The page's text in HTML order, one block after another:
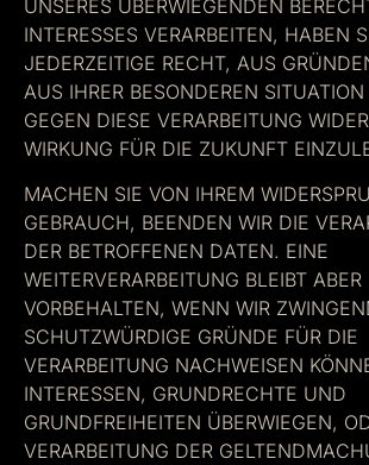
UNSERES ÜBERWIEGENDEN
INTERESSES VERARBEITEN, HABEN
JEDERZEITIGE RECHT, AUS
AUS IHRER BESONDEREN SITUATION
GEGEN DIESE VERARBEITUNG
WIRKUNG FÜR DIE ZUKUNFT
MACHEN SIE VON IHREM
GEBRAUCH, BEENDEN WIR DIE
DER BETROFFENEN DATEN. EINE
WEITERVERARBEITUNG BLEIBT ABER
VORBEHALTEN, WENN WIR
SCHUTZWÜRDIGE GRÜNDE FÜR DIE
VERARBEITUNG NACHWEISEN
INTERESSEN, GRUNDRECHTE UND
GRUNDFREIHEITEN ÜBERWIEGEN,
VERARBEITUNG DER